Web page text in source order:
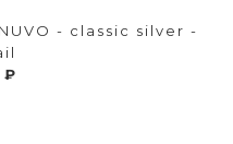
- classic silver -
₽